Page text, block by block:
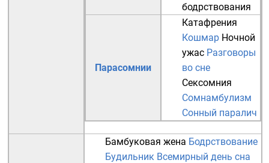
бодрствования
Парасомнии
Катафрения
Кошмар Ночной
ужас Разговоры
во сне
Сексомния
Сомнамбулизм
Сонный паралич
Бамбуковая жена Бодрствование
Будильник Всемирный день сна